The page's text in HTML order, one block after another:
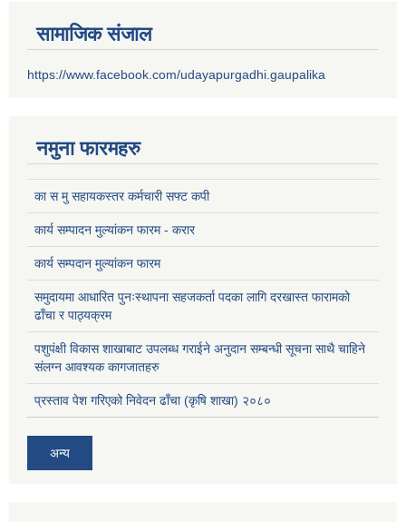
सामाजिक संजाल
https://www.facebook.com/udayapurgadhi.gaupalika
नमुना फारमहरु
का स मु सहायकस्तर कर्मचारी सफ्ट कपी
कार्य सम्पादन मुल्यांकन फारम - करार
कार्य सम्पदान मुल्यांकन फारम
समुदायमा आधारित पुनःस्थापना सहजकर्ता पदका लागि दरखास्त फारामको
ढाँचा र पाठ्यक्रम
पशुपंक्षी विकास शाखाबाट उपलब्ध गराईने अनुदान सम्बन्धी सूचना साथै चाहिने
संलग्न आवश्यक कागजातहरु
प्रस्ताव पेश गरिएको निवेदन ढाँचा (कृषि शाखा) २०८०
अन्य